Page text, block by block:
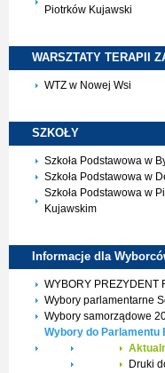
Piotrków Kujawski
WARSZTATY TERAPII
WTZ w Nowej Wsi
SZKOŁY
Szkoła Podstawowa w
Szkoła Podstawowa w
Szkoła Podstawowa w
Kujawskim
Informacje dla
WYBORY PREZYDENT
Wybory parlamentarne
Wybory samorządowe
Wybory do Parlamentu
Druki